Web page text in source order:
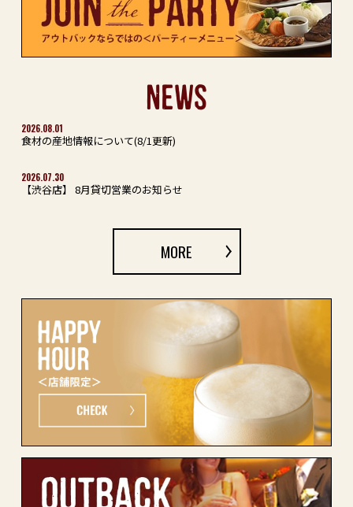
NEWS
2026.08.01
食材の産地情報について(8/1更新)
2026.07.30
【渋谷店】 8月貸切営業のお知らせ
MORE